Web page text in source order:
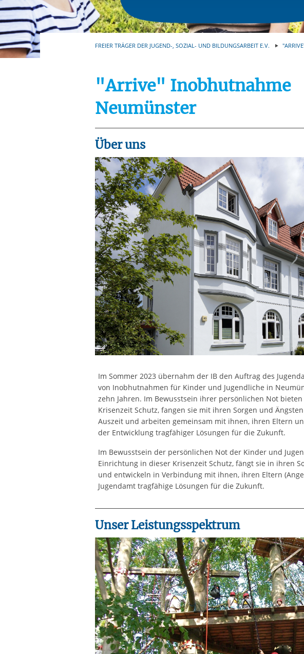
Ihre etwaige Einwilligung erstreckt sich nicht
der von Ihnen aufgerufenen und somit
aufgrund berechtigter Interessen und daher
FREIER TRÄGER DER JUGEND-, SOZIAL- UND BILDUNGSARBEIT E.V.
"Arrive" Inobhutnahme
Neumünster
Über uns
Im Sommer 2023 übernahm der IB den Auftrag des
von Inobhutnahmen für Kinder und Jugendliche in
zehn Jahren. Im Bewusstsein ihrer persönlichen Not
Krisenzeit Schutz, fangen sie mit ihren Sorgen und
Auszeit und arbeiten gemeinsam mit ihnen, ihren Eltern
der Entwicklung tragfähiger Lösungen für die Zukunft.
Im Bewusstsein der persönlichen Not der Kinder und
Einrichtung in dieser Krisenzeit Schutz, fängt sie in ihren
und entwickeln in Verbindung mit ihnen, ihren Eltern
Jugendamt tragfähige Lösungen für die Zukunft.
Unser Leistungsspektrum